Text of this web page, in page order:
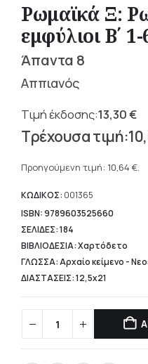
Ρωμαϊκά Ξ:
εμφύλιοι Β΄ 1-
Άπαντα 8
Αππιανός
13,30€
Original
price
13,30 €.
τρέχουσα
είναι:
10,64 €.
Προηγούμενη τιμή: 10,64 €.
ΚΩΔΙΚΟΣ: 001365
ISBN: 9789603525660
ΣΕΛΙΔΕΣ: 184
ΒΙΒΛΙΟΔΕΣΙΑ: Χαρτόδετο
ΓΛΩΣΣΑ: Αρχαίο κείμενο -
ΔΙΑΣΤΑΣΕΙΣ: 12,5x21